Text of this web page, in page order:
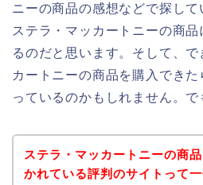
ニーの商品の感想などで探して
ステラ・マッカートニーの商
るのだと思います。そして、
カートニーの商品を購入でき
っているのかもしれません。で
ステラ・マッカートニーの商
かれている評判のサイトって